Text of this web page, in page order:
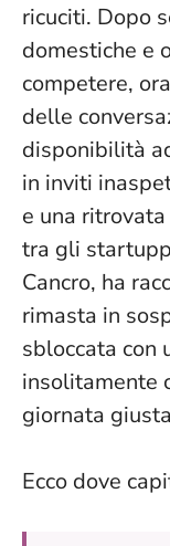
ricuciti. Dopo
domestiche e
competere,
delle
disponibilità
in inviti
e una
tra gli
Cancro, ha
rimasta in
sbloccata con
insolitamente
giornata
Ecco dove